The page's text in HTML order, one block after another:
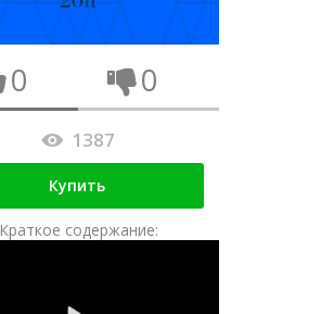
0 0
1387
Купить
Краткое содержание: